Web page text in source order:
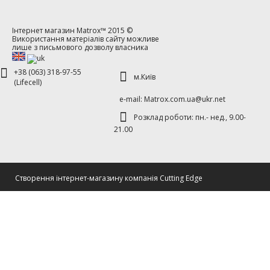
Інтернет магазин Matrox™ 2015 ©
Використання матеріалів сайту можливе
лише з письмового дозволу власника
+38 (063) 318-97-55
(Lifecell)
м.Київ
е-mаil: Matrox.com.ua@ukr.net
Розклад роботи: пн.- нед., 9.00-
21.00
Cтворення інтернет-магазину компанія Cutting Edge